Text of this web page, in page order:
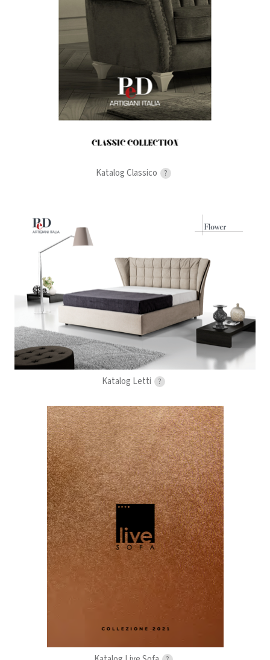
Katalog Classico ?
Katalog Letti ?